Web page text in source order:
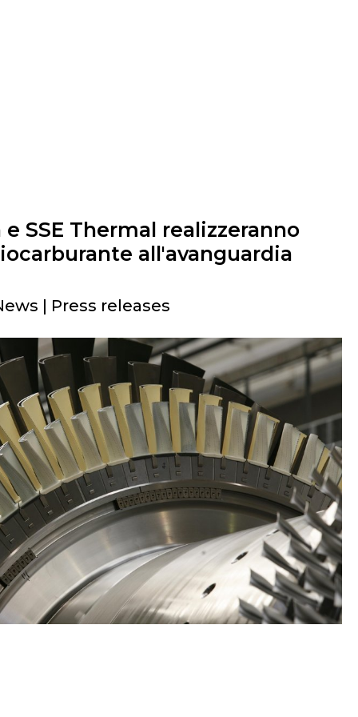
SSE Thermal realizzeranno
all'avanguardia
| Press releases